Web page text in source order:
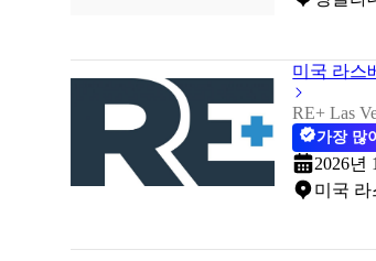
미국 라스
RE+ Las
가장 많
2026년
미국 라